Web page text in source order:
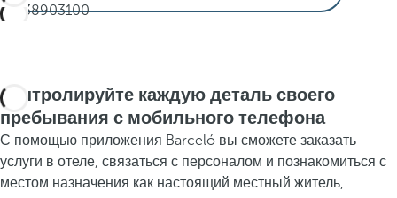
Контролируйте каждую деталь своего
пребывания с мобильного телефона
С помощью приложения Barceló вы сможете заказать
услуги в отеле, связаться с персоналом и познакомиться с
местом назначения как настоящий местный житель,